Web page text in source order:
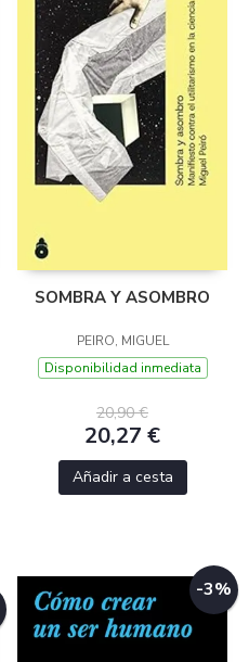
SOMBRA Y ASOMBRO
PEIRO, MIGUEL
Disponibilidad inmediata
20,90 €
20,27 €
Añadir a cesta
-3%